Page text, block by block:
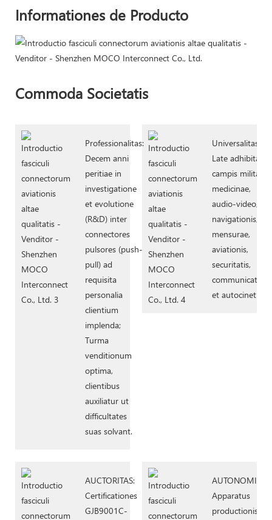
Informationes de Producto
Commoda Societatis
Professionalitas:
Decem anni
peritiae in
investigatione
et evolutione
(R&D) inter
connectores
pulsores (push-
pull) ad
requisita
personalia
clientium
implenda;
Turma
venditionum
optima,
clientibus
auxiliatur ut
difficultates
suas solvant.
Universalitas:
Late adhibita in
campis militaris,
medicinae,
audio-video,
navigationis,
mensurae,
aviationis,
securitatis,
et autocineti.
AUCTORITAS:
Certificationes
GJB9001C-
AUTONOMIA:
Apparatus
productionis